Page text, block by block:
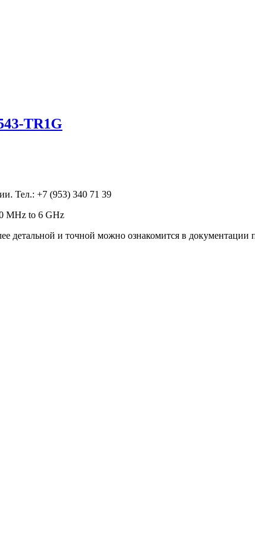
TR1G
Тел.: +7 (953) 340 71 39
MHz to 6 GHz
детальной и точной можно ознакомится в документации